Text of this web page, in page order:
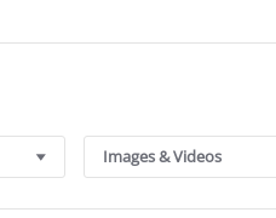
Images & Videos